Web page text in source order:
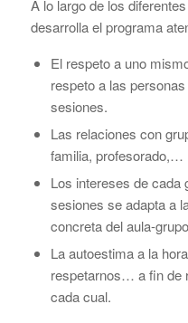
A lo largo de los
desarrolla el programa
El respeto a uno
respeto a las
sesiones.
Las relaciones con
familia, profesorado,…
Los intereses de cada
sesiones se adapta a
concreta del aula-
La autoestima a la
respetarnos… a fin de
cada cual.